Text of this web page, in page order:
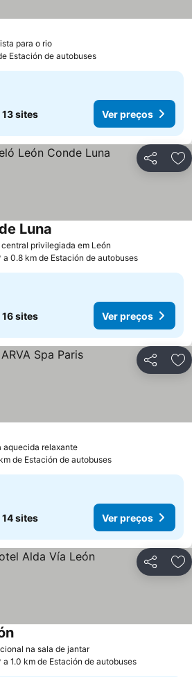
para o rioVer preços
Estación de autobuses
13 sites Ver preços
Partilhar
privilegiada em León
Luna
a 0.8 km de Estación de autobuses
16 sites Ver preços
Partilhar
aquecida relaxanteVer preços
preços
de Estación de autobuses
14 sites Ver preços
Partilhar
na sala de jantarVer preços
Ver preços
a 1.0 km de Estación de autobuses